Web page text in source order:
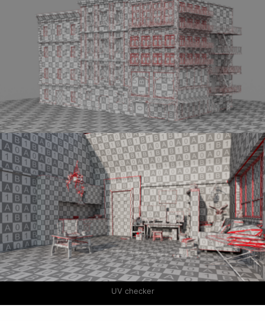
UV checker